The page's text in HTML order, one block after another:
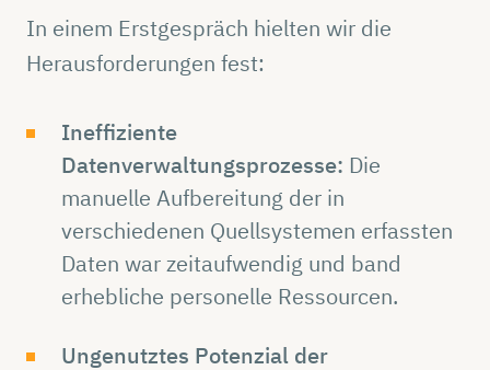
In einem Erstgespräch hielten wir die
Herausforderungen fest:
Ineffiziente
Datenverwaltungsprozesse: Die
manuelle Aufbereitung der in
verschiedenen Quellsystemen erfassten
Daten war zeitaufwendig und band
erhebliche personelle Ressourcen.
Ungenutztes Potenzial der